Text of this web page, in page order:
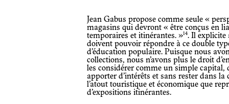
Jean Gabus propose comme seule « perspective saine » la construction de
magasins qui devront « être conçus en
temporaires et itinérantes. »14. Il explicite
doivent pouvoir répondre à ce double
d’éducation populaire. Puisque nous
collections, nous n’avons plus le droit
les considérer comme un simple capital,
apporter d’intérêts et sans rester dans
l’atout touristique et économique que
d’expositions itinérantes.